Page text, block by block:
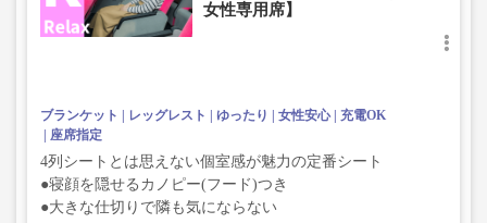
女性専用席】
ブランケット レッグレスト ゆったり 女性安心
充電OK
座席指定
4列シートとは思えない個室感が魅力の定番シート
●寝顔を隠せるカノピー(フード)つき
●大きな仕切りで隣も気にならない